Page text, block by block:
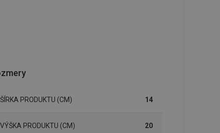
ŠÍRKA PRODUKTU (CM) 14
VÝŠKA PRODUKTU (CM) 20